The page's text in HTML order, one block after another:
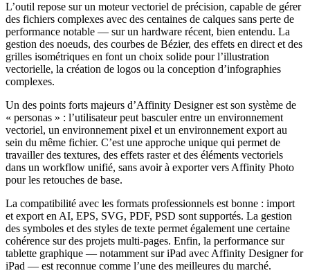
L’outil repose sur un moteur vectoriel de précision, capable de gérer
des fichiers complexes avec des centaines de calques sans perte de
performance notable — sur un hardware récent, bien entendu. La
gestion des noeuds, des courbes de Bézier, des effets en direct et des
grilles isométriques en font un choix solide pour l’illustration
vectorielle, la création de logos ou la conception d’infographies
complexes.
Un des points forts majeurs d’Affinity Designer est son système de
« personas » : l’utilisateur peut basculer entre un environnement
vectoriel, un environnement pixel et un environnement export au
sein du même fichier. C’est une approche unique qui permet de
travailler des textures, des effets raster et des éléments vectoriels
dans un workflow unifié, sans avoir à exporter vers Affinity Photo
pour les retouches de base.
La compatibilité avec les formats professionnels est bonne : import
et export en AI, EPS, SVG, PDF, PSD sont supportés. La gestion
des symboles et des styles de texte permet également une certaine
cohérence sur des projets multi-pages. Enfin, la performance sur
tablette graphique — notamment sur iPad avec Affinity Designer for
iPad — est reconnue comme l’une des meilleures du marché.